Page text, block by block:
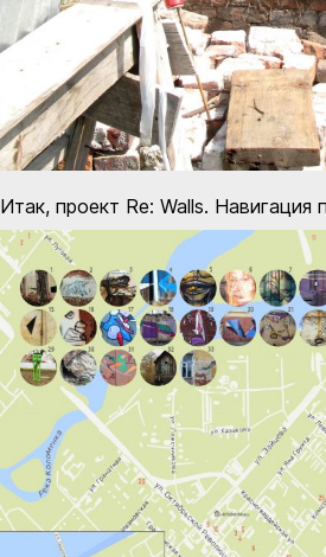
Итак, проект Re: Walls. Навигация